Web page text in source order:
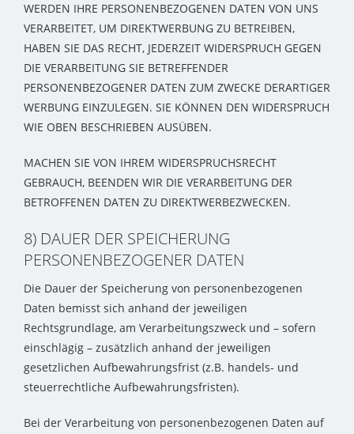
WERDEN IHRE PERSONENBEZOGENEN DATEN VON UNS
VERARBEITET, UM DIREKTWERBUNG ZU BETREIBEN,
HABEN SIE DAS RECHT, JEDERZEIT WIDERSPRUCH GEGEN
DIE VERARBEITUNG SIE BETREFFENDER
PERSONENBEZOGENER DATEN ZUM ZWECKE DERARTIGER
WERBUNG EINZULEGEN. SIE KÖNNEN DEN WIDERSPRUCH
WIE OBEN BESCHRIEBEN AUSÜBEN.
MACHEN SIE VON IHREM WIDERSPRUCHSRECHT
GEBRAUCH, BEENDEN WIR DIE VERARBEITUNG DER
BETROFFENEN DATEN ZU DIREKTWERBEZWECKEN.
8) DAUER DER SPEICHERUNG
PERSONENBEZOGENER DATEN
Die Dauer der Speicherung von personenbezogenen
Daten bemisst sich anhand der jeweiligen
Rechtsgrundlage, am Verarbeitungszweck und – sofern
einschlägig – zusätzlich anhand der jeweiligen
gesetzlichen Aufbewahrungsfrist (z.B. handels- und
steuerrechtliche Aufbewahrungsfristen).
Bei der Verarbeitung von personenbezogenen Daten auf